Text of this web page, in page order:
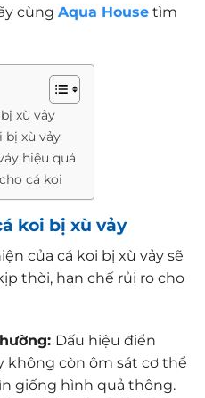
cùng Aqua House tìm
xù vảy
bị xù vảy
hiệu quả
cá koi
koi bị xù vảy
của cá koi bị xù vảy sẽ
thời, hạn chế rủi ro cho
Dấu hiệu điển
không còn ôm sát cơ thể
giống hình quả thông.